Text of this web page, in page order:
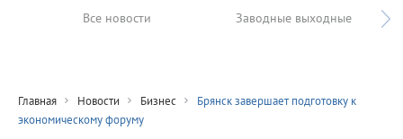
Все новости Заводные выходные
Главная Новости Бизнес
Брянск завершает подготовку к
экономическому форуму